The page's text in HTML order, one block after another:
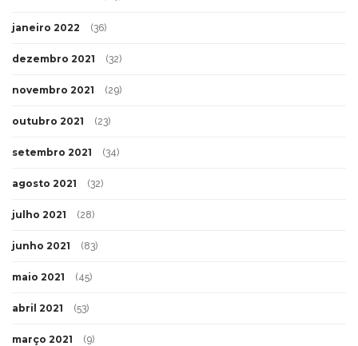
janeiro 2022 (36)
dezembro 2021 (32)
novembro 2021 (29)
outubro 2021 (23)
setembro 2021 (34)
agosto 2021 (32)
julho 2021 (28)
junho 2021 (83)
maio 2021 (45)
abril 2021 (53)
março 2021 (9)